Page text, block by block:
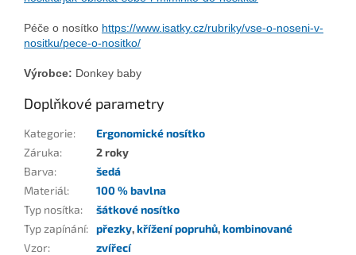
Péče o nosítko https://www.isatky.cz/rubriky/vse-o-noseni-v-
nositku/pece-o-nositko/
Výrobce: Donkey baby
Doplňkové parametry
Kategorie:
Ergonomické nosítko
Záruka:
2 roky
Barva:
šedá
Materiál:
100 % bavlna
Typ nosítka:
šátkové nosítko
Typ zapínání: přezky,křížení popruhů,kombinované
Vzor: zvířecí